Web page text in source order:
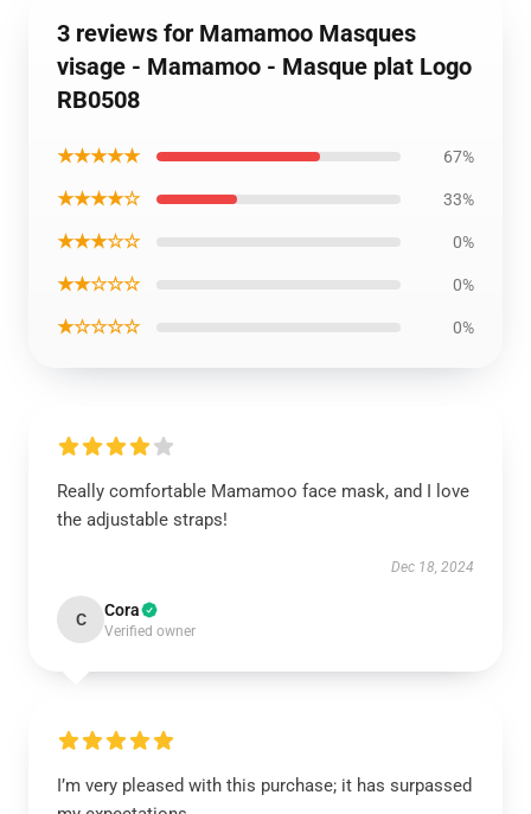
3 reviews for Mamamoo Masques
visage - Mamamoo - Masque plat Logo
RB0508
★★★★★ 67%
★★★★☆ 33%
★★★☆☆ 0%
★★☆☆☆ 0%
★☆☆☆☆ 0%
Really comfortable Mamamoo face mask, and I love
the adjustable straps!
Dec 18, 2024
C Cora
Verified owner
I’m very pleased with this purchase; it has surpassed